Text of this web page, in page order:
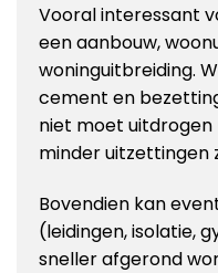
Vooral interessant
een aanbouw,
woninguitbreiding.
cement en
niet moet
minder uitzettingen
Bovendien kan
(leidingen, isolatie,
sneller afgerond